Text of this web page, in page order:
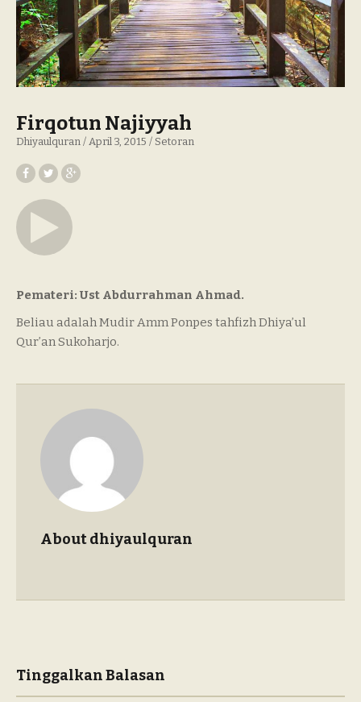
Firqotun Najiyyah
Dhiyaulquran April 3, 2015 Setoran
Pemateri: Ust Abdurrahman Ahmad.
Beliau adalah Mudir Amm Ponpes tahfizh Dhiya’ul
Qur’an Sukoharjo.
About dhiyaulquran
Tinggalkan Balasan